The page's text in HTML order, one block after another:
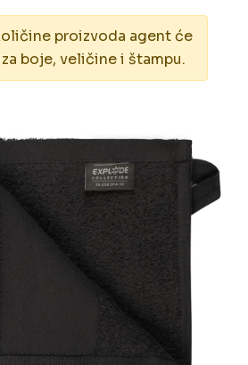
proizvoda agent će
boje, veličine i štampu.